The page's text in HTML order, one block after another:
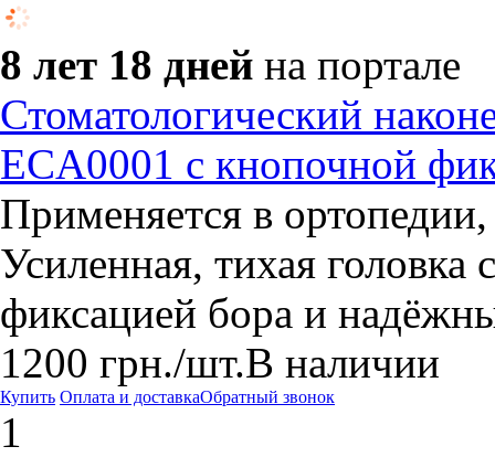
8 лет 18 дней на портале
Стоматологический
ECA0001 с кнопочной
Применяется в
Усиленная, тихая
фиксацией бора и
1200 грн./шт.В наличии
Купить Оплата и доставкаОбратный звонок
1